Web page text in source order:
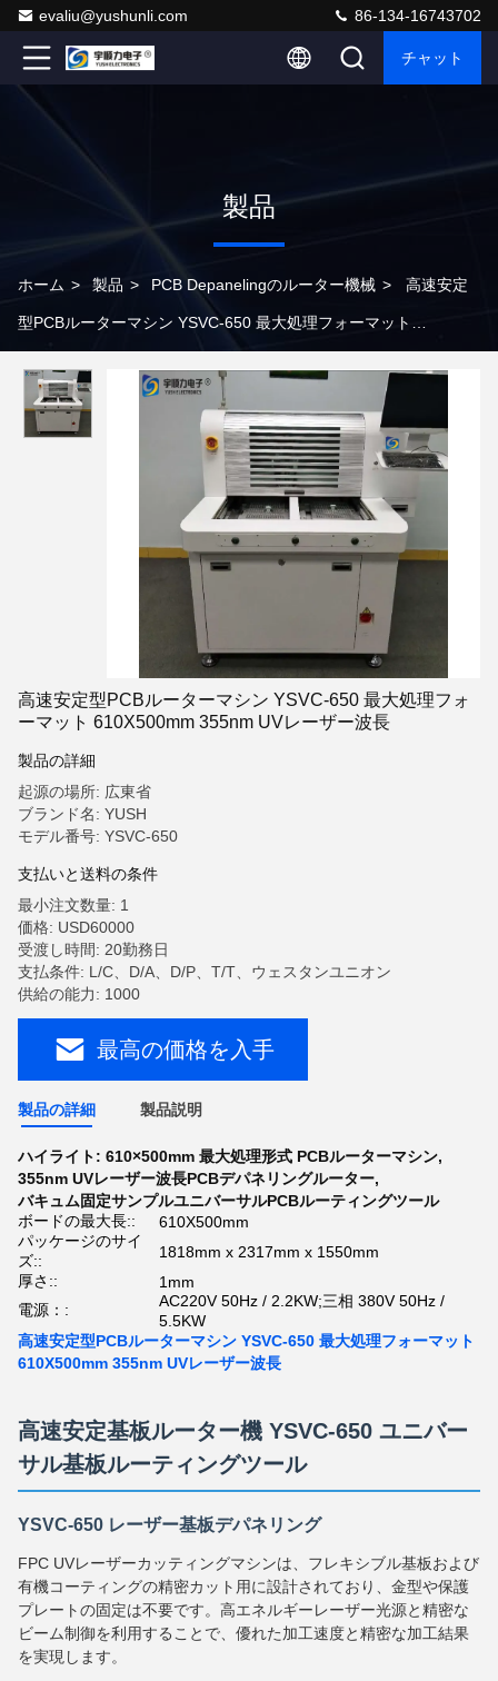
evaliu@yushunli.com 86-134-16743702
チャット
製品
ホーム > 製品 > PCB Depanelingのルーター機械 > 高速安定
型PCBルーターマシン YSVC-650 最大処理フォーマット
高速安定型PCBルーターマシン YSVC-650 最大処理フォ
ーマット 610X500mm 355nm UVレーザー波長
製品の詳細
起源の場所: 広東省
ブランド名: YUSH
モデル番号: YSVC-650
支払いと送料の条件
最小注文数量: 1
価格: USD60000
受渡し時間: 20勤務日
支払条件: L/C、D/A、D/P、T/T、ウェスタンユニオン
供給の能力: 1000
最高の価格を入手
製品の詳細 製品説明
ハイライト: 610×500mm 最大処理形式 PCBルーターマシン,
355nm UVレーザー波長PCBデパネリングルーター,
バキュム固定サンプルユニバーサルPCBルーティングツール
ボードの最大長::
610X500mm
パッケージのサイ
ズ::
1818mm x 2317mm x 1550mm
厚さ::
1mm
電源：:
AC220V 50Hz / 2.2KW;三相 380V 50Hz /
5.5KW
高速安定型PCBルーターマシン YSVC-650 最大処理フォーマット
610X500mm 355nm UVレーザー波長
高速安定基板ルーター機 YSVC-650 ユニバー
サル基板ルーティングツール
YSVC-650 レーザー基板デパネリング
FPC UVレーザーカッティングマシンは、フレキシブル基板および
有機コーティングの精密カット用に設計されており、金型や保護
プレートの固定は不要です。高エネルギーレーザー光源と精密な
ビーム制御を利用することで、優れた加工速度と精密な加工結果
を実現します。